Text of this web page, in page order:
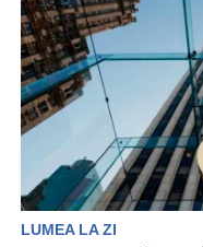
LUMEA LA ZI